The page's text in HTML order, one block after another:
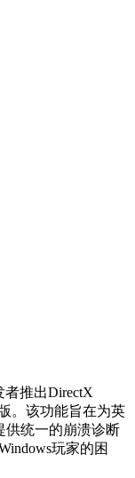
者推出DirectX
。该功能旨在为英
供统一的崩溃诊断
玩家的困